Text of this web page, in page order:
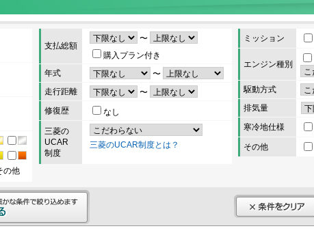
の他
支払総額
〜
購入プラン付き
年式
〜
走行距離
〜
修復歴
なし
三菱の
UCAR
制度
三菱のUCAR制度とは？
ミッション
エンジン種別
駆動方式
排気量
寒冷地仕様
その他